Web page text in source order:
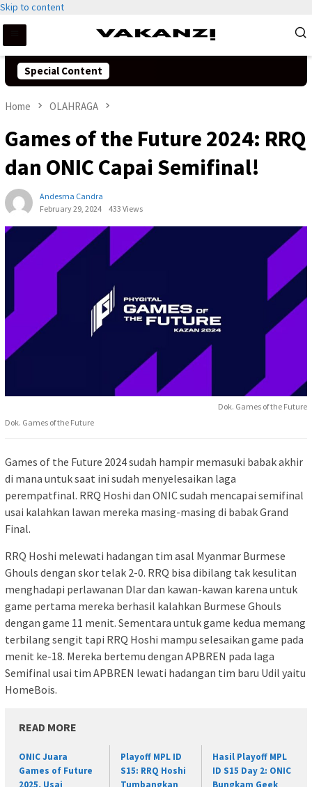
Skip to content
Special Content
Home OLAHRAGA
Games of the Future 2024: RRQ
dan ONIC Capai Semifinal!
Andesma Candra
February 29, 2024
433 Views
Dok. Games of the Future
Dok. Games of the Future
Games of the Future 2024 sudah hampir memasuki babak akhir
di mana untuk saat ini sudah menyelesaikan laga
perempatfinal. RRQ Hoshi dan ONIC sudah mencapai semifinal
usai kalahkan lawan mereka masing-masing di babak Grand
Final.
RRQ Hoshi melewati hadangan tim asal Myanmar Burmese
Ghouls dengan skor telak 2-0. RRQ bisa dibilang tak kesulitan
menghadapi perlawanan Dlar dan kawan-kawan karena untuk
game pertama mereka berhasil kalahkan Burmese Ghouls
dengan game 11 menit. Sementara untuk game kedua memang
terbilang sengit tapi RRQ Hoshi mampu selesaikan game pada
menit ke-18. Mereka bertemu dengan APBREN pada laga
Semifinal usai tim APBREN lewati hadangan tim baru Udil yaitu
HomeBois.
READ MORE
ONIC Juara
Games of Future
Playoff MPL ID
S15: RRQ Hoshi
Hasil Playoff MPL
ID S15 Day 2: ONIC